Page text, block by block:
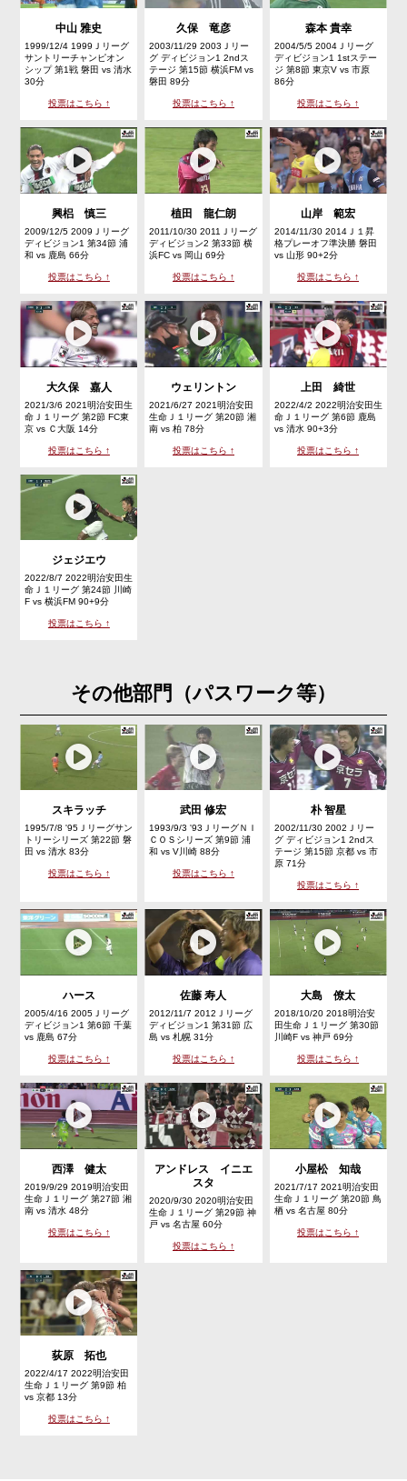
中山 雅史
1999/12/4 1999Ｊリーグ
サントリーチャンピオン
シップ 第1戦 磐田 vs 清水
30分
投票はこちら ↑
久保 竜彦
2003/11/29 2003Ｊリー
グ ディビジョン1 2ndス
テージ 第15節 横浜FM vs
磐田 89分
投票はこちら ↑
森本 貴幸
2004/5/5 2004Ｊリーグ
ディビジョン1 1stステー
ジ 第8節 東京V vs 市原
86分
投票はこちら ↑
興梠 慎三
2009/12/5 2009Ｊリーグ
ディビジョン1 第34節 浦
和 vs 鹿島 66分
投票はこちら ↑
植田 龍仁朗
2011/10/30 2011Ｊリーグ
ディビジョン2 第33節 横
浜FC vs 岡山 69分
投票はこちら ↑
山岸 範宏
2014/11/30 2014Ｊ１昇
格プレーオフ準決勝 磐田
vs 山形 90+2分
投票はこちら ↑
大久保 嘉人
2021/3/6 2021明治安田生
命Ｊ１リーグ 第2節 FC東
京 vs Ｃ大阪 14分
投票はこちら ↑
ウェリントン
2021/6/27 2021明治安田
生命Ｊ１リーグ 第20節 湘
南 vs 柏 78分
投票はこちら ↑
上田 綺世
2022/4/2 2022明治安田生
命Ｊ１リーグ 第6節 鹿島
vs 清水 90+3分
投票はこちら ↑
ジェジエウ
2022/8/7 2022明治安田生
命Ｊ１リーグ 第24節 川崎
F vs 横浜FM 90+9分
投票はこちら ↑
その他部門（パスワーク等）
スキラッチ
1995/7/8 '95Ｊリーグサン
トリーシリーズ 第22節 磐
田 vs 清水 83分
投票はこちら ↑
武田 修宏
1993/9/3 '93ＪリーグＮＩ
ＣＯＳシリーズ 第9節 浦
和 vs V川崎 88分
投票はこちら ↑
朴 智星
2002/11/30 2002Ｊリー
グ ディビジョン1 2ndス
テージ 第15節 京都 vs 市
原 71分
投票はこちら ↑
ハース
2005/4/16 2005Ｊリーグ
ディビジョン1 第6節 千葉
vs 鹿島 67分
投票はこちら ↑
佐藤 寿人
2012/11/7 2012Ｊリーグ
ディビジョン1 第31節 広
島 vs 札幌 31分
投票はこちら ↑
大島 僚太
2018/10/20 2018明治安
田生命Ｊ１リーグ 第30節
川崎F vs 神戸 69分
投票はこちら ↑
西澤 健太
2019/9/29 2019明治安田
生命Ｊ１リーグ 第27節 湘
南 vs 清水 48分
投票はこちら ↑
アンドレス イニエ
スタ
2020/9/30 2020明治安田
生命Ｊ１リーグ 第29節 神
戸 vs 名古屋 60分
投票はこちら ↑
小屋松 知哉
2021/7/17 2021明治安田
生命Ｊ１リーグ 第20節 鳥
栖 vs 名古屋 80分
投票はこちら ↑
荻原 拓也
2022/4/17 2022明治安田
生命Ｊ１リーグ 第9節 柏
vs 京都 13分
投票はこちら ↑